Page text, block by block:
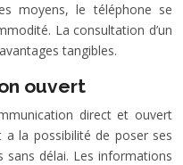
moyens, le téléphone se
La consultation d’un
tangibles.
ouvert
direct et ouvert
a la possibilité de poser ses
sans délai. Les informations